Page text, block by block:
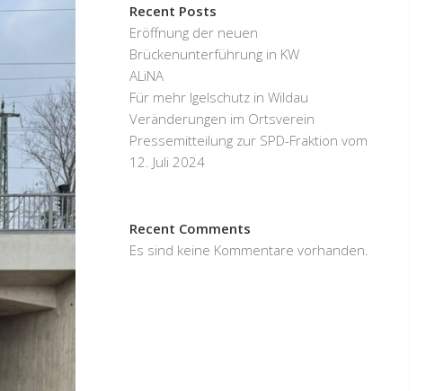
Recent Posts
Eröffnung der neuen
Brückenunterführung in KW
ALiNA
Für mehr Igelschutz in Wildau
Veränderungen im Ortsverein
Pressemitteilung zur SPD-Fraktion vom
12. Juli 2024
Recent Comments
Es sind keine Kommentare vorhanden.